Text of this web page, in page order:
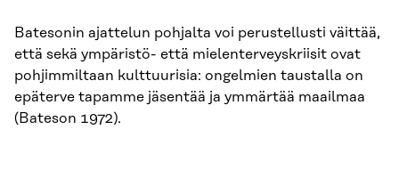
Batesonin ajattelun pohjalta voi perustellusti väittää,
että sekä ympäristö- että mielenterveyskriisit ovat
pohjimmiltaan kulttuurisia: ongelmien taustalla on
epäterve tapamme jäsentää ja ymmärtää maailmaa
(Bateson 1972).